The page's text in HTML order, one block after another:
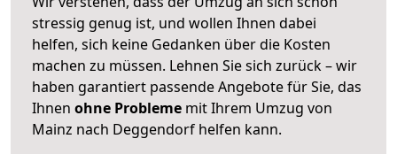
stressig genug ist, und wollen Ihnen dabei
helfen, sich keine Gedanken über die Kosten
machen zu müssen. Lehnen Sie sich zurück – wir
haben garantiert passende Angebote für Sie, das
Ihnen ohne Probleme mit Ihrem Umzug von
Mainz nach Deggendorf helfen kann.